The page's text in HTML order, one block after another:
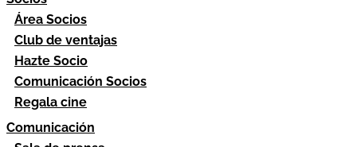
Área Socios
Club de ventajas
Hazte Socio
Comunicación Socios
Regala cine
Comunicación